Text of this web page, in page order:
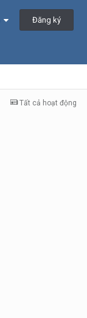
Đăng ký
Tất cả hoạt động